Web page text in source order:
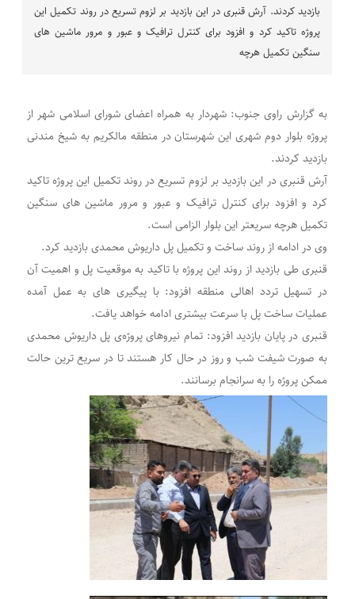
بازدید کردند‌. آرش قنبری در این بازدید بر لزوم تسریع در روند تکمیل این
پروژه تاکید کرد و افزود برای کنترل ترافیک و عبور و مرور ماشین های
سنگین تکمیل هرچه
به گزارش راوی جنوب: شهردار به همراه اعضای شورای اسلامی شهر از
پروژه بلوار دوم شهری این شهرستان در منطقه مالکریم به شیخ مندنی
بازدید کردند‌.
آرش قنبری در این بازدید بر لزوم تسریع در روند تکمیل این پروژه تاکید
کرد و افزود برای کنترل ترافیک و عبور و مرور ماشین های سنگین
تکمیل هرچه سریعتر این بلوار الزامی است.
وی در ادامه از روند ساخت و تکمیل پل داریوش محمدی بازدید کرد.
قنبری طی بازدید از روند این پروژه با تاکید به موقعیت پل و اهمیت آن
در تسهیل تردد اهالی منطقه افزود: با پیگیری های به عمل آمده
عملیات ساخت پل با سرعت بیشتری ادامه خواهد یافت.
قنبری در پایان بازدید افزود: تمام نیروهای پروژه‌ی پل داریوش محمدی
به صورت شیفت شب و روز در حال کار هستند تا در سریع ترین حالت
ممکن پروژه را به سرانجام برسانند.